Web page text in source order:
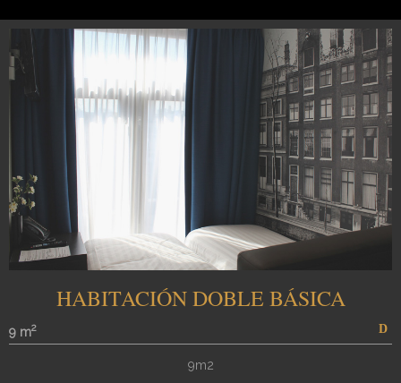
HABITACIÓN DOBLE BÁSICA
9 m2
9m2